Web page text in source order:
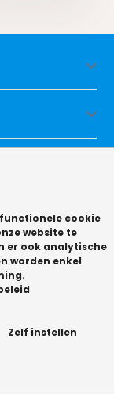
functionele cookie
website te
er ook analytische
worden enkel
Zelf instellen